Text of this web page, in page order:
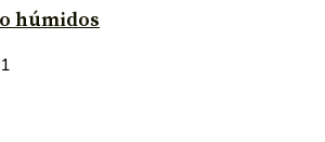
húmidos